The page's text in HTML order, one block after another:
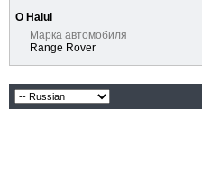
О Halul
Марка автомобиля
Range Rover